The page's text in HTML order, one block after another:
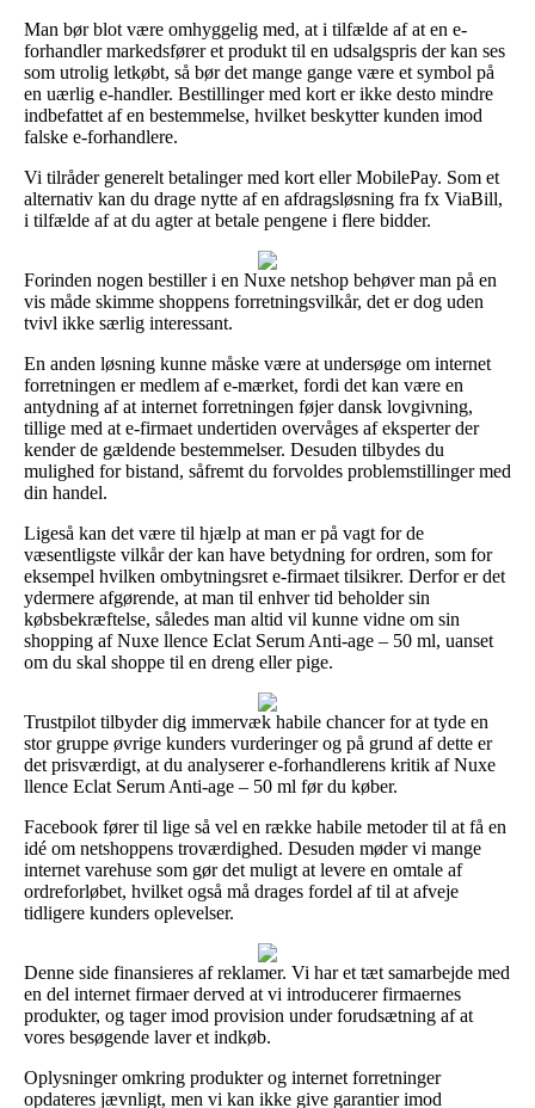
Man bør blot være omhyggelig med, at i tilfælde af at en e-
forhandler markedsfører et produkt til en udsalgspris der kan ses
som utrolig letkøbt, så bør det mange gange være et symbol på
en uærlig e-handler. Bestillinger med kort er ikke desto mindre
indbefattet af en bestemmelse, hvilket beskytter kunden imod
falske e-forhandlere.
Vi tilråder generelt betalinger med kort eller MobilePay. Som et
alternativ kan du drage nytte af en afdragsløsning fra fx ViaBill,
i tilfælde af at du agter at betale pengene i flere bidder.
Forinden nogen bestiller i en Nuxe netshop behøver man på en
vis måde skimme shoppens forretningsvilkår, det er dog uden
tvivl ikke særlig interessant.
En anden løsning kunne måske være at undersøge om internet
forretningen er medlem af e-mærket, fordi det kan være en
antydning af at internet forretningen føjer dansk lovgivning,
tillige med at e-firmaet undertiden overvåges af eksperter der
kender de gældende bestemmelser. Desuden tilbydes du
mulighed for bistand, såfremt du forvoldes problemstillinger med
din handel.
Ligeså kan det være til hjælp at man er på vagt for de
væsentligste vilkår der kan have betydning for ordren, som for
eksempel hvilken ombytningsret e-firmaet tilsikrer. Derfor er det
ydermere afgørende, at man til enhver tid beholder sin
købsbekræftelse, således man altid vil kunne vidne om sin
shopping af Nuxe llence Eclat Serum Anti-age – 50 ml, uanset
om du skal shoppe til en dreng eller pige.
Trustpilot tilbyder dig immervæk habile chancer for at tyde en
stor gruppe øvrige kunders vurderinger og på grund af dette er
det prisværdigt, at du analyserer e-forhandlerens kritik af Nuxe
llence Eclat Serum Anti-age – 50 ml før du køber.
Facebook fører til lige så vel en række habile metoder til at få en
idé om netshoppens troværdighed. Desuden møder vi mange
internet varehuse som gør det muligt at levere en omtale af
ordreforløbet, hvilket også må drages fordel af til at afveje
tidligere kunders oplevelser.
Denne side finansieres af reklamer. Vi har et tæt samarbejde med
en del internet firmaer derved at vi introducerer firmaernes
produkter, og tager imod provision under forudsætning af at
vores besøgende laver et indkøb.
Oplysninger omkring produkter og internet forretninger
opdateres jævnligt, men vi kan ikke give garantier imod